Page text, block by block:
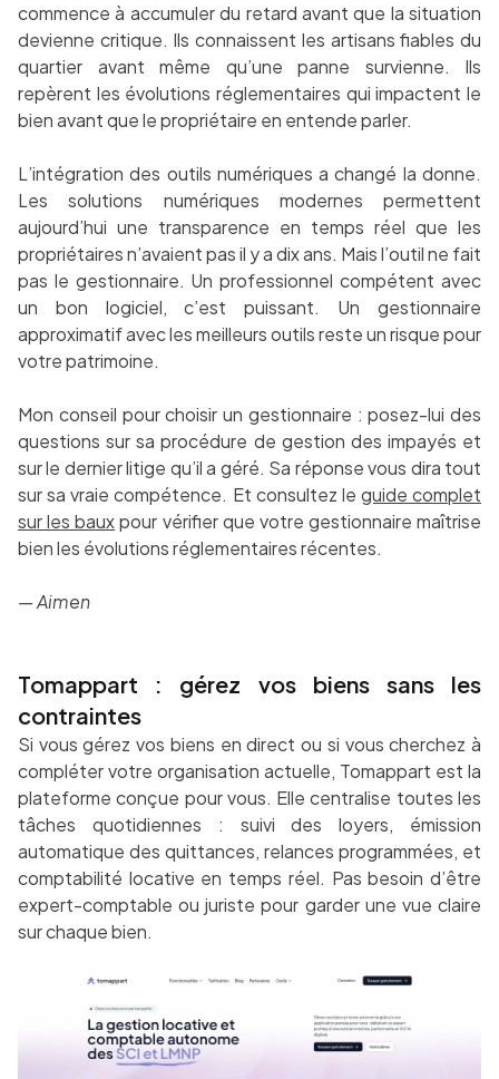
commence à accumuler du retard avant que la situation
devienne critique. Ils connaissent les artisans fiables du
quartier avant même qu’une panne survienne. Ils
repèrent les évolutions réglementaires qui impactent le
bien avant que le propriétaire en entende parler.
L’intégration des outils numériques a changé la donne.
Les solutions numériques modernes permettent
aujourd’hui une transparence en temps réel que les
propriétaires n’avaient pas il y a dix ans. Mais l’outil ne fait
pas le gestionnaire. Un professionnel compétent avec
un bon logiciel, c’est puissant. Un gestionnaire
approximatif avec les meilleurs outils reste un risque pour
votre patrimoine.
Mon conseil pour choisir un gestionnaire : posez-lui des
questions sur sa procédure de gestion des impayés et
sur le dernier litige qu’il a géré. Sa réponse vous dira tout
sur sa vraie compétence. Et consultez le guide complet
sur les bauxpour vérifier que votre gestionnaire maîtrise
bien les évolutions réglementaires récentes.
— Aimen
Tomappart : gérez vos biens sans les
contraintes
Si vous gérez vos biens en direct ou si vous cherchez à
compléter votre organisation actuelle, Tomappart est la
plateforme conçue pour vous. Elle centralise toutes les
tâches quotidiennes : suivi des loyers, émission
automatique des quittances, relances programmées, et
comptabilité locative en temps réel. Pas besoin d’être
expert-comptable ou juriste pour garder une vue claire
sur chaque bien.